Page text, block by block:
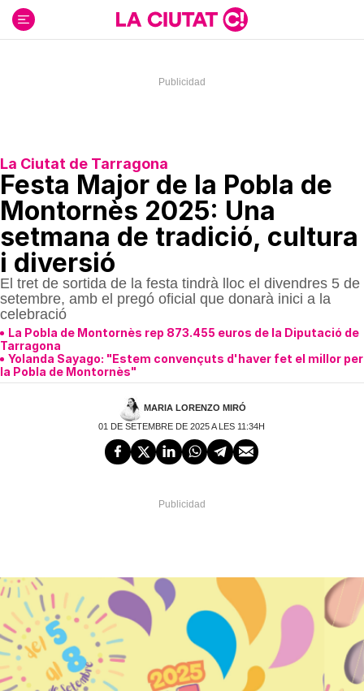
contenido
La Ciutat de Tarragona
Festa Major de la Pobla de
Montornès 2025: Una
setmana de tradició, cultura
i diversió
El tret de sortida de la festa tindrà lloc el divendres 5 de
setembre, amb el pregó oficial que donarà inici a la
celebració
La Pobla de Montornès rep 873.455 euros de la Diputació de
Tarragona
Yolanda Sayago: "Estem convençuts d'haver fet el millor per
la Pobla de Montornès"
MARIA LORENZO MIRÓ
01 DE SETEMBRE DE 2025 A LES 11:34H